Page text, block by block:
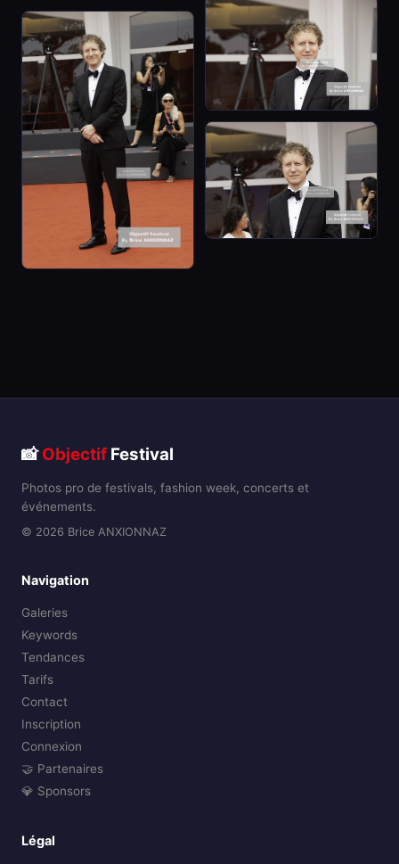
📸Objectif Festival
Photos pro de festivals, fashion week, concerts et
événements.
© 2026 Brice ANXIONNAZ
Navigation
Galeries
Keywords
Tendances
Tarifs
Contact
Inscription
Connexion
🤝 Partenaires
💎 Sponsors
Légal